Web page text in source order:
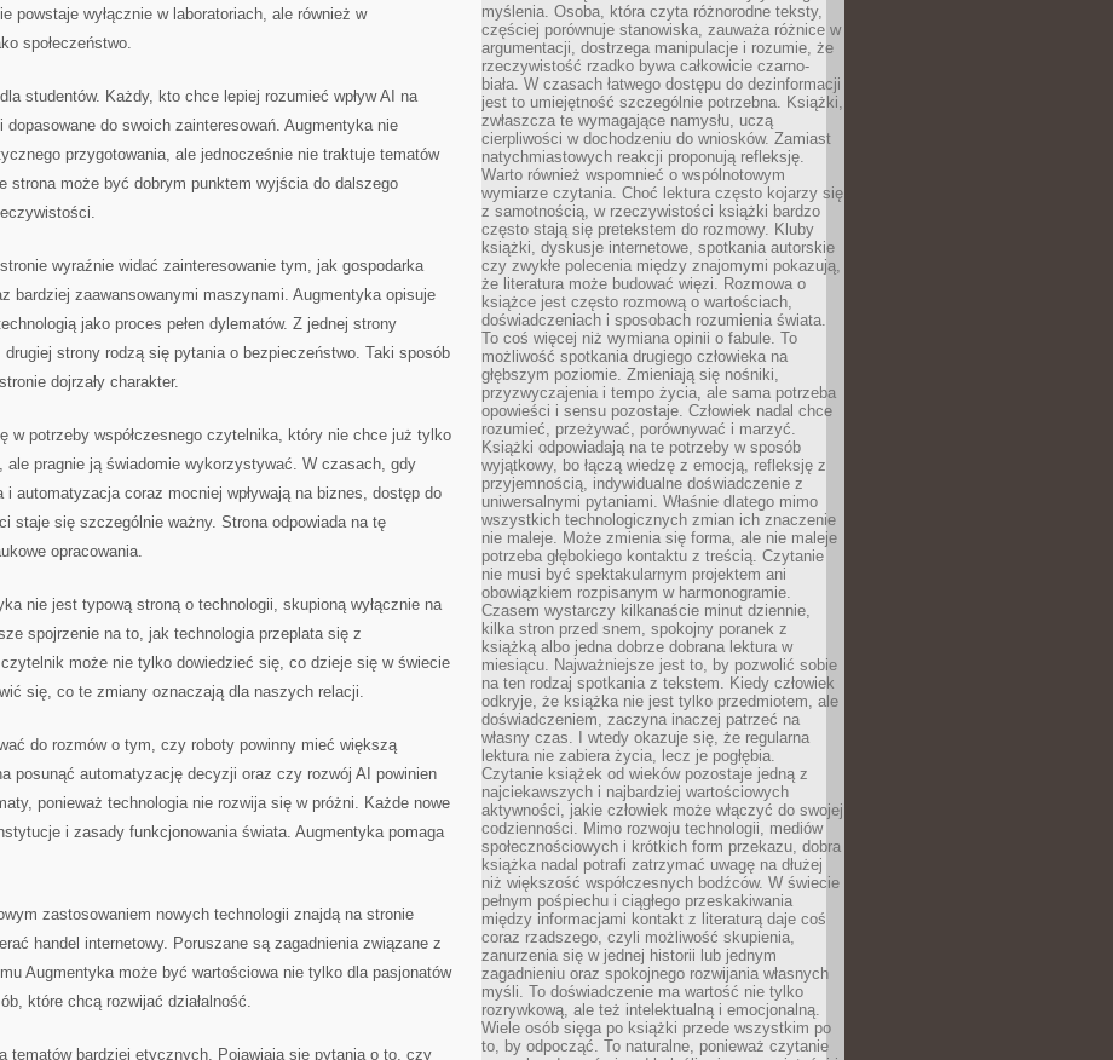
powstaje wyłącznie w laboratoriach, ale również w
społeczeństwo.
studentów. Każdy, kto chce lepiej rozumieć wpływ AI na
do swoich zainteresowań. Augmentyka nie
przygotowania, ale jednocześnie nie traktuje tematów
strona może być dobrym punktem wyjścia do dalszego
wyraźnie widać zainteresowanie tym, jak gospodarka
bardziej zaawansowanymi maszynami. Augmentyka opisuje
jako proces pełen dylematów. Z jednej strony
strony rodzą się pytania o bezpieczeństwo. Taki sposób
dojrzały charakter.
w potrzeby współczesnego czytelnika, który nie chce już tylko
ale pragnie ją świadomie wykorzystywać. W czasach, gdy
automatyzacja coraz mocniej wpływają na biznes, dostęp do
staje się szczególnie ważny. Strona odpowiada na tę
opracowania.
nie jest typową stroną o technologii, skupioną wyłącznie na
spojrzenie na to, jak technologia przeplata się z
może nie tylko dowiedzieć się, co dzieje się w świecie
się, co te zmiany oznaczają dla naszych relacji.
do rozmów o tym, czy roboty powinny mieć większą
posunąć automatyzację decyzji oraz czy rozwój AI powinien
ponieważ technologia nie rozwija się w próżni. Każde nowe
i zasady funkcjonowania świata. Augmentyka pomaga
zastosowaniem nowych technologii znajdą na stronie
handel internetowy. Poruszane są zagadnienia związane z
Augmentyka może być wartościowa nie tylko dla pasjonatów
które chcą rozwijać działalność.
tematów bardziej etycznych. Pojawiają się pytania o to, czy
myślenia. Osoba, która czyta różnorodne teksty,
częściej porównuje stanowiska, zauważa różnice w
argumentacji, dostrzega manipulacje i rozumie, że
rzeczywistość rzadko bywa całkowicie czarno-
biała. W czasach łatwego dostępu do dezinformacji
jest to umiejętność szczególnie potrzebna. Książki,
zwłaszcza te wymagające namysłu, uczą
cierpliwości w dochodzeniu do wniosków. Zamiast
natychmiastowych reakcji proponują refleksję.
Warto również wspomnieć o wspólnotowym
wymiarze czytania. Choć lektura często kojarzy się
z samotnością, w rzeczywistości książki bardzo
często stają się pretekstem do rozmowy. Kluby
książki, dyskusje internetowe, spotkania autorskie
czy zwykłe polecenia między znajomymi pokazują,
że literatura może budować więzi. Rozmowa o
książce jest często rozmową o wartościach,
doświadczeniach i sposobach rozumienia świata.
To coś więcej niż wymiana opinii o fabule. To
możliwość spotkania drugiego człowieka na
głębszym poziomie. Zmieniają się nośniki,
przyzwyczajenia i tempo życia, ale sama potrzeba
opowieści i sensu pozostaje. Człowiek nadal chce
rozumieć, przeżywać, porównywać i marzyć.
Książki odpowiadają na te potrzeby w sposób
wyjątkowy, bo łączą wiedzę z emocją, refleksję z
przyjemnością, indywidualne doświadczenie z
uniwersalnymi pytaniami. Właśnie dlatego mimo
wszystkich technologicznych zmian ich znaczenie
nie maleje. Może zmienia się forma, ale nie maleje
potrzeba głębokiego kontaktu z treścią. Czytanie
nie musi być spektakularnym projektem ani
obowiązkiem rozpisanym w harmonogramie.
Czasem wystarczy kilkanaście minut dziennie,
kilka stron przed snem, spokojny poranek z
książką albo jedna dobrze dobrana lektura w
miesiącu. Najważniejsze jest to, by pozwolić sobie
na ten rodzaj spotkania z tekstem. Kiedy człowiek
odkryje, że książka nie jest tylko przedmiotem, ale
doświadczeniem, zaczyna inaczej patrzeć na
własny czas. I wtedy okazuje się, że regularna
lektura nie zabiera życia, lecz je pogłębia.
Czytanie książek od wieków pozostaje jedną z
najciekawszych i najbardziej wartościowych
aktywności, jakie człowiek może włączyć do swojej
codzienności. Mimo rozwoju technologii, mediów
społecznościowych i krótkich form przekazu, dobra
książka nadal potrafi zatrzymać uwagę na dłużej
niż większość współczesnych bodźców. W świecie
pełnym pośpiechu i ciągłego przeskakiwania
między informacjami kontakt z literaturą daje coś
coraz rzadszego, czyli możliwość skupienia,
zanurzenia się w jednej historii lub jednym
zagadnieniu oraz spokojnego rozwijania własnych
myśli. To doświadczenie ma wartość nie tylko
rozrywkową, ale też intelektualną i emocjonalną.
Wiele osób sięga po książki przede wszystkim po
to, by odpocząć. To naturalne, ponieważ czytanie